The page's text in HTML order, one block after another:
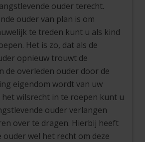
ouder terecht.
ouder van plan is om
te treden kunt u als kind
Het is zo, dat als de
opnieuw trouwt de
de overleden ouder door de
eigendom wordt van uw
wilsrecht in te roepen kunt u
ouder verlangen
over te dragen. Hierbij heeft
ouder wel het recht om deze